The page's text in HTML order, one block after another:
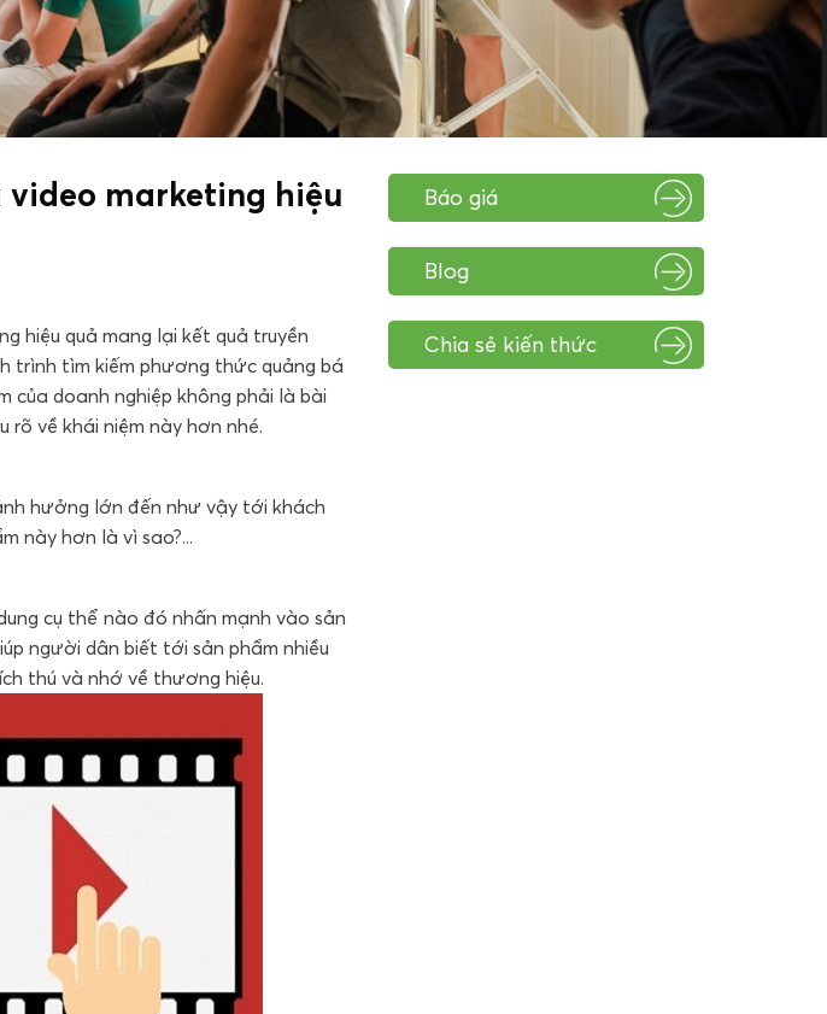
marketing hiệu
hiệu quả mang lại kết quả truyền
trình tìm kiếm phương thức quảng bá
doanh nghiệp không phải là bài
về khái niệm này hơn nhé.
hưởng lớn đến như vậy tới khách
này hơn là vì sao?...
cụ thể nào đó nhấn mạnh vào sản
người dân biết tới sản phẩm nhiều
thú và nhớ về thương hiệu.
Báo giá
Blog
Chia sẻ kiến thức